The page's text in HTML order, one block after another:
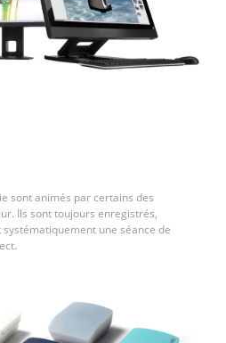
sont animés par certains des
Ils sont toujours enregistrés,
une séance de